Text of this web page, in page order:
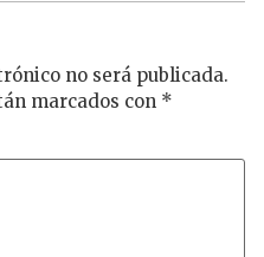
no será publicada.
marcados con *